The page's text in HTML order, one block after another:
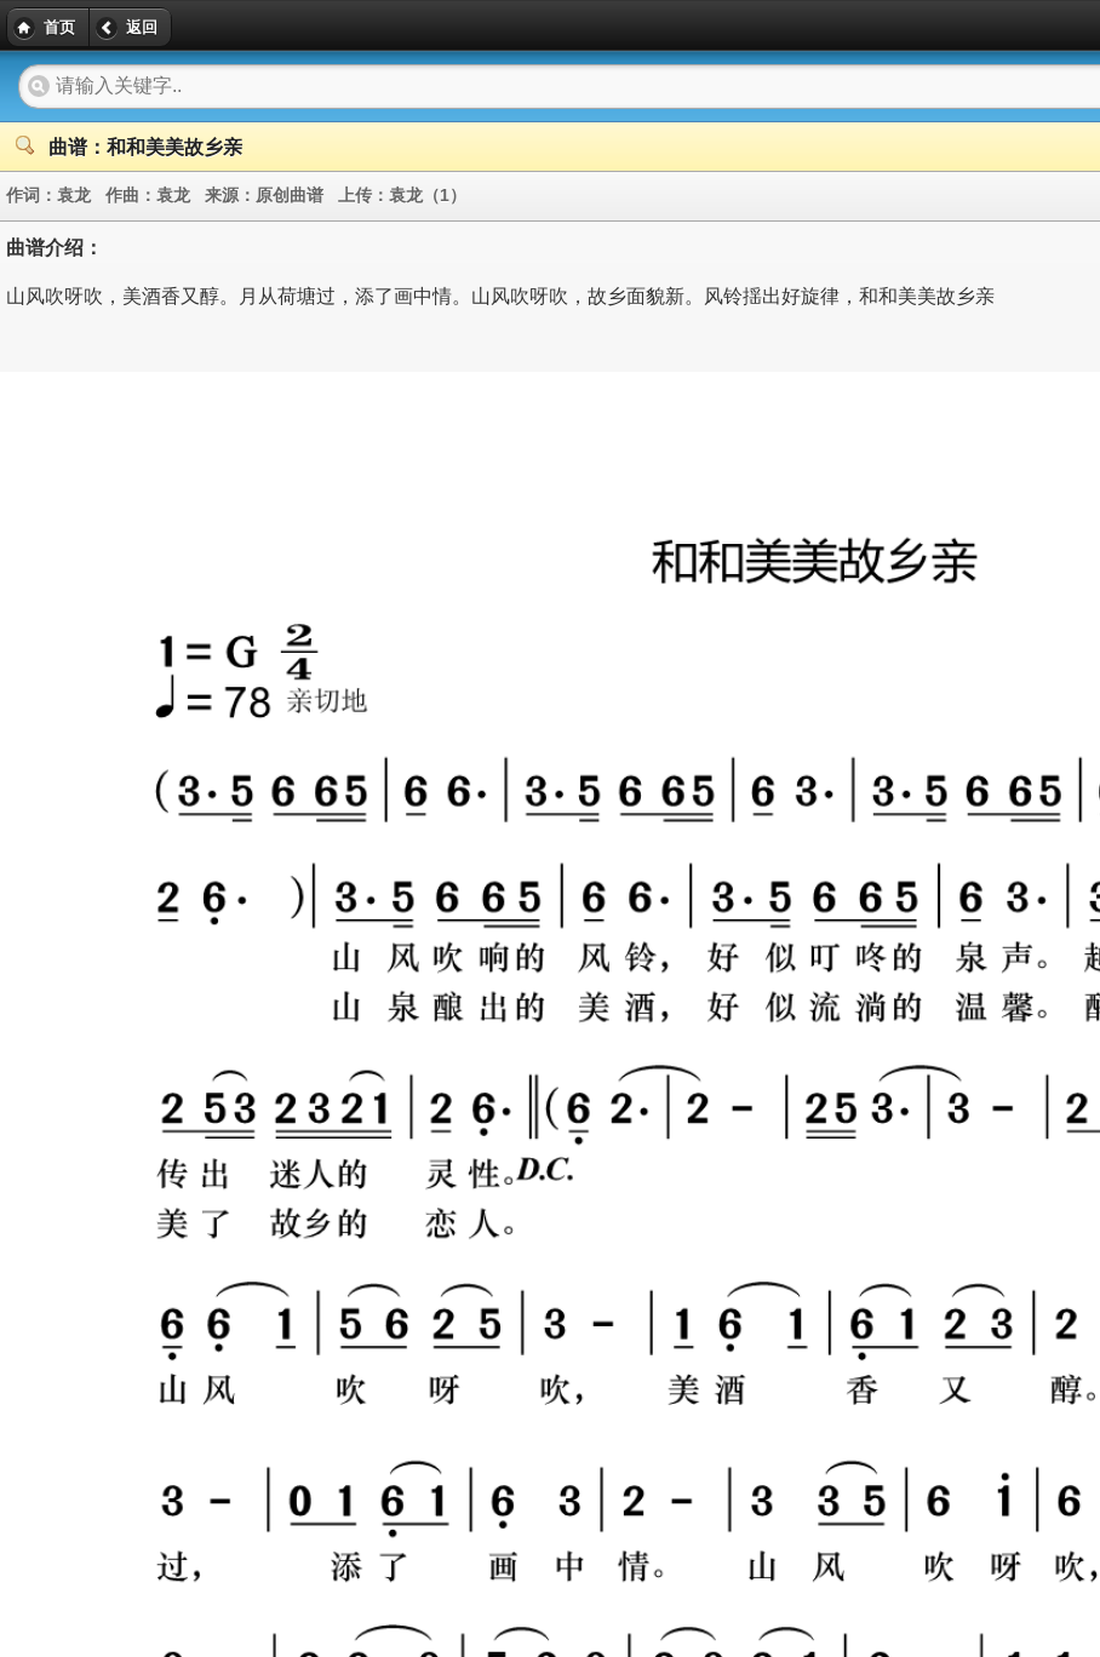
首页 返回
曲谱：和和美美故乡亲
作词： 袁龙 作曲： 袁龙 来源： 原创曲谱 上传： 袁龙（1）
曲谱介绍：
山风吹呀吹，美酒香又醇。月从荷塘过，添了画中情。山风吹呀吹，故乡面貌新。风铃揺出好旋律，和和美美故乡亲